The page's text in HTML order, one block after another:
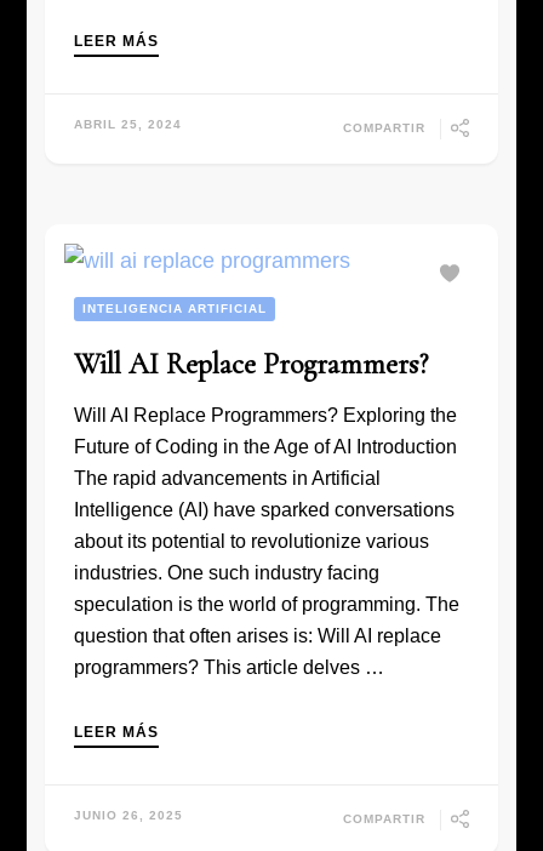
LEER MÁS
ABRIL 25, 2024 COMPARTIR
INTELIGENCIA ARTIFICIAL
Will AI Replace Programmers?
Will AI Replace Programmers? Exploring the
Future of Coding in the Age of AI Introduction
The rapid advancements in Artificial
Intelligence (AI) have sparked conversations
about its potential to revolutionize various
industries. One such industry facing
speculation is the world of programming. The
question that often arises is: Will AI replace
programmers? This article delves …
LEER MÁS
JUNIO 26, 2025 COMPARTIR